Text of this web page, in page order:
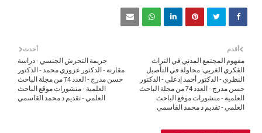
أحدث
جريمة التحرش الجنسي - دراسة
مقارنة - الدكتور عزوزي محمد - الدكتور
حسن مدرج - العدد 74 من مجلة الباحث
العلمية - منشورات موقع الباحث
العلمي - تقديم د محمد القاسمي
أقدم
مفهوم المجتمع المدني في التراث
الفكري الغربي: محاولة في التأصيل
النظري - الدكتور أحمد إدعلي - الدكتور
حسن مدرج - العدد 74 من مجلة الباحث
العلمية - منشورات موقع الباحث
العلمي - تقديم د محمد القاسمي